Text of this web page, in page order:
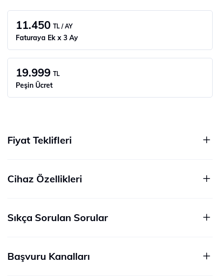
11.450 TL / AY
Faturaya Ek x 3 Ay
19.999 TL
Peşin Ücret
Fiyat Teklifleri
Cihaz Özellikleri
Sıkça Sorulan Sorular
Başvuru Kanalları